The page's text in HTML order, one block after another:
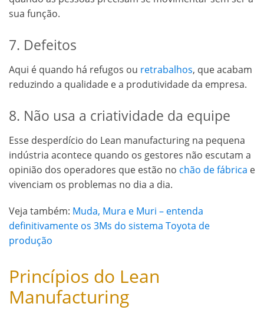
sua função.
7. Defeitos
Aqui é quando há refugos ou retrabalhos, que acabam
reduzindo a qualidade e a produtividade da empresa.
8. Não usa a criatividade da equipe
Esse desperdício do Lean manufacturing na pequena
indústria acontece quando os gestores não escutam a
opinião dos operadores que estão no chão de fábrica e
vivenciam os problemas no dia a dia.
Veja também: Muda, Mura e Muri – entenda
definitivamente os 3Ms do sistema Toyota de
produção
Princípios do Lean
Manufacturing